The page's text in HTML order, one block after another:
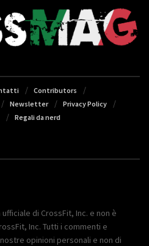
Contributors
Newsletter
Privacy Policy
Regali da nerd
di CrossFit, Inc. e non è
Inc. Tutti i commenti e
opinioni personali e non di